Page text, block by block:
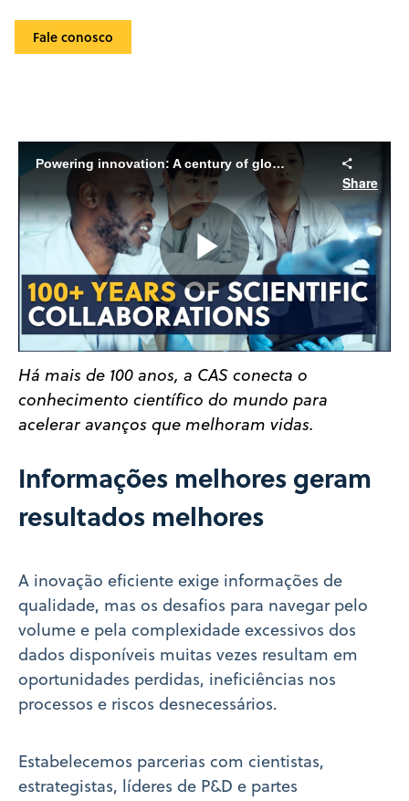
Fale conosco
Powering innovation: A century of global partnership
Share
Play
Video
Há mais de 100 anos, a CAS conecta o
conhecimento científico do mundo para
acelerar avanços que melhoram vidas.
Informações melhores geram
resultados melhores
A inovação eficiente exige informações de
qualidade, mas os desafios para navegar pelo
volume e pela complexidade excessivos dos
dados disponíveis muitas vezes resultam em
oportunidades perdidas, ineficiências nos
processos e riscos desnecessários.
Estabelecemos parcerias com cientistas,
estrategistas, líderes de P&D e partes